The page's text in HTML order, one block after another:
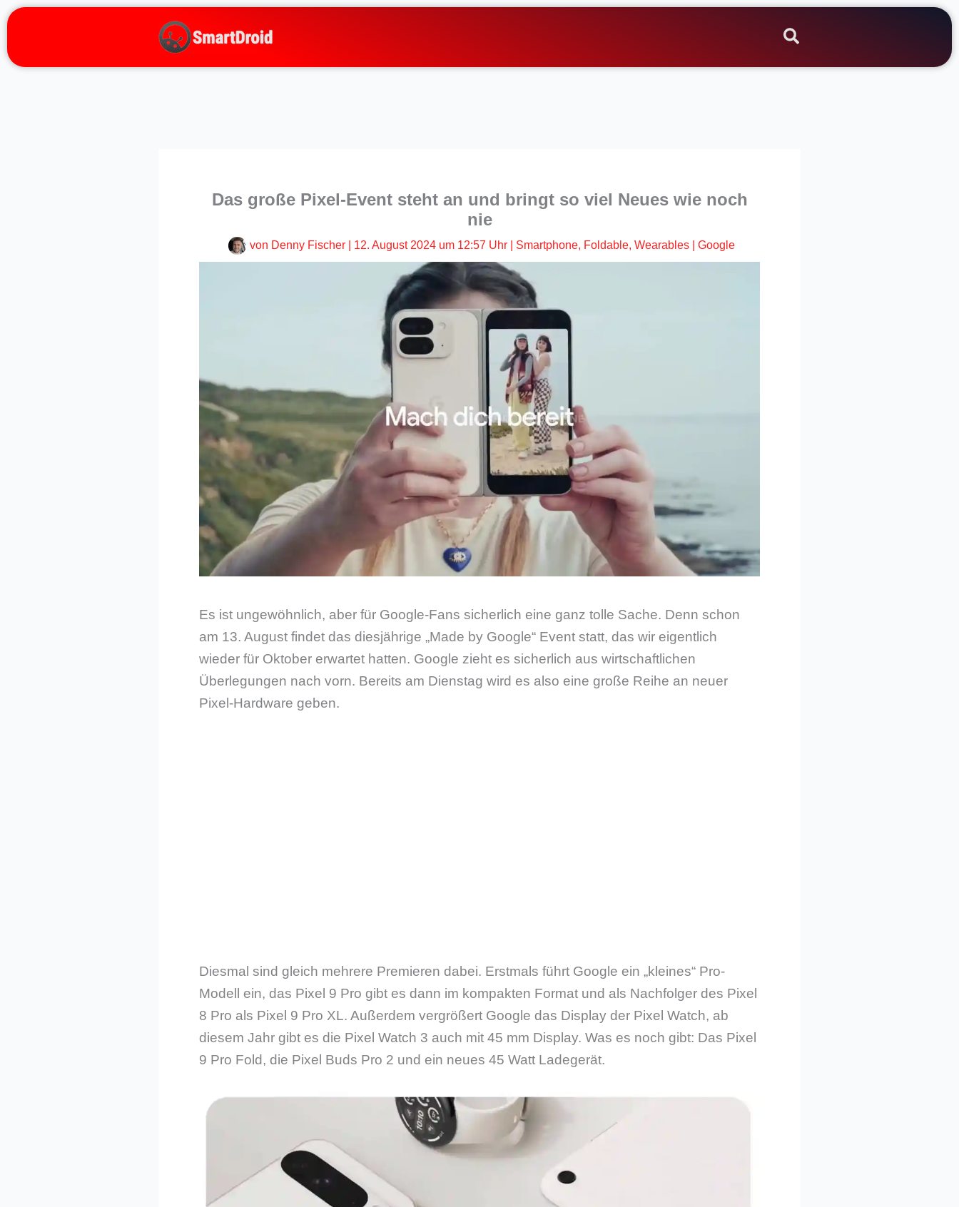
Zum
springen
Das große Pixel-Event steht an und bringt so viel Neues wie noch
nie
von Denny Fischer 12. August 2024 um 12:57 Uhr| Smartphone, Foldable, Wearables| Google
Es ist ungewöhnlich, aber für Google-Fans sicherlich eine ganz tolle Sache. Denn schon
am 13. August findet das diesjährige „Made by Google“ Event statt, das wir eigentlich
wieder für Oktober erwartet hatten. Google zieht es sicherlich aus wirtschaftlichen
Überlegungen nach vorn. Bereits am Dienstag wird es also eine große Reihe an neuer
Pixel-Hardware geben.
Diesmal sind gleich mehrere Premieren dabei. Erstmals führt Google ein „kleines“ Pro-
Modell ein, das Pixel 9 Pro gibt es dann im kompakten Format und als Nachfolger des Pixel
8 Pro als Pixel 9 Pro XL. Außerdem vergrößert Google das Display der Pixel Watch, ab
diesem Jahr gibt es die Pixel Watch 3 auch mit 45 mm Display. Was es noch gibt: Das Pixel
9 Pro Fold, die Pixel Buds Pro 2 und ein neues 45 Watt Ladegerät.